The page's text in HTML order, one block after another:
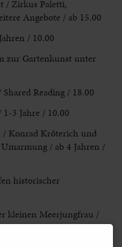
/ Zirkus Paletti,
Angebote / ab 15.00
/ 10.00
zur Gartenkunst unter
Shared Reading / 18.00
3 Jahre / 10.00
/ Konrad Kröterich und
/ ab 4 Jahren /
historischer
kleinen Meerjungfrau /